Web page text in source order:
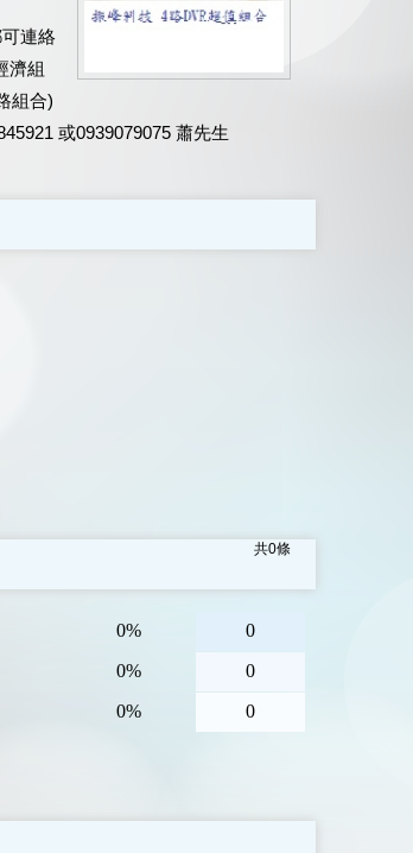
連絡
濟組
組合)
或0939079075 蕭先生
共0條